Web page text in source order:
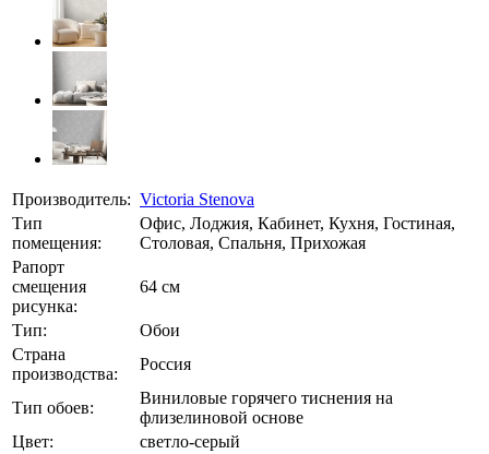
Производитель: Victoria Stenova
Тип
помещения:
Офис, Лоджия, Кабинет, Кухня, Гостиная,
Столовая, Спальня, Прихожая
Рапорт
смещения
рисунка:
64 см
Тип:
Обои
Страна
производства:
Россия
Тип обоев:
Виниловые горячего тиснения на
флизелиновой основе
Цвет:
светло-серый